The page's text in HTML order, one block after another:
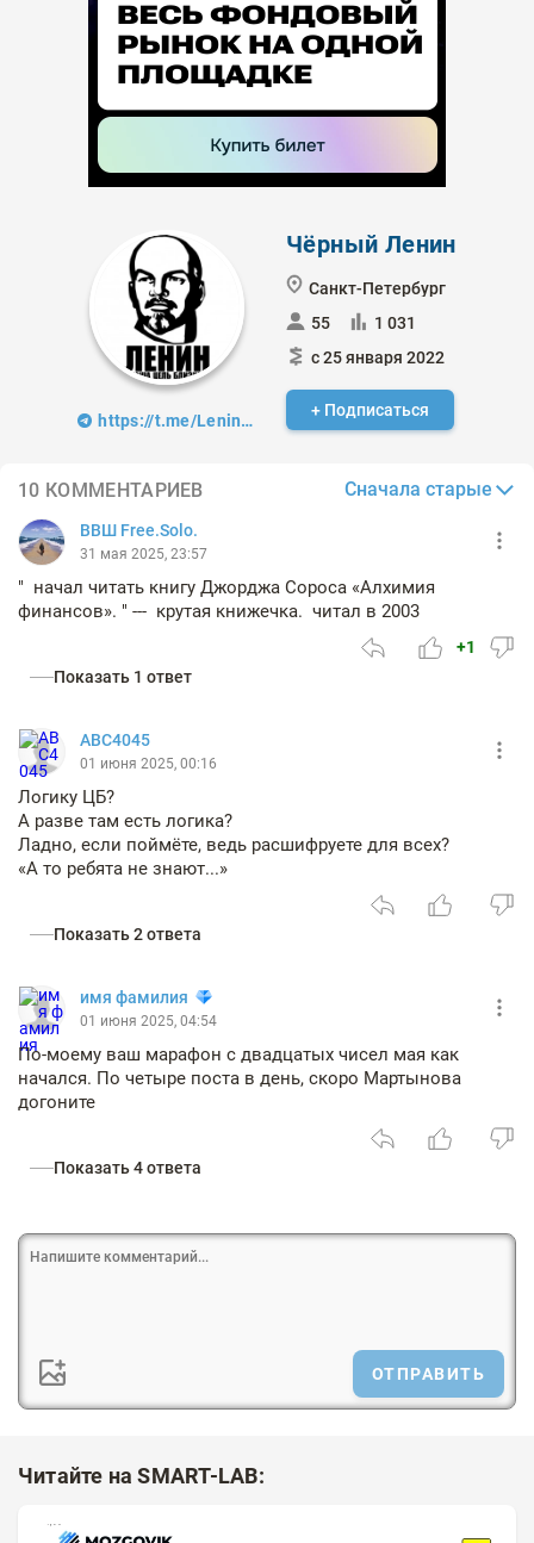
https://t.me/LeninMoscow
Чёрный Ленин
Санкт-Петербург
55
1 031
с 25 января 2022
+ Подписаться
10 КОММЕНТАРИЕВ Сначала старые
ВВШ Free.Solo.
31 мая 2025, 23:57
" начал читать книгу Джорджа Сороса «Алхимия
финансов». " --- крутая книжечка. читал в 2003
+1
Показать 1 ответ
АВС4045
01 июня 2025, 00:16
Логику ЦБ?
А разве там есть логика?
Ладно, если поймёте, ведь расшифруете для всех?
«А то ребята не знают...»
Показать 2 ответа
имя фамилия
01 июня 2025, 04:54
По-моему ваш марафон с двадцатых чисел мая как
начался. По четыре поста в день, скоро Мартынова
догоните
Показать 4 ответа
ОТПРАВИТЬ
Читайте на SMART-LAB: